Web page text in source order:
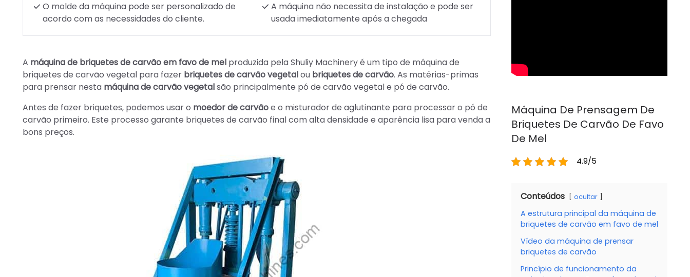
O molde da máquina pode ser personalizado de
acordo com as necessidades do cliente.
A máquina não necessita de instalação e pode ser
usada imediatamente após a chegada
A máquina de briquetes de carvão em favo de mel produzida pela Shuliy Machinery é um tipo de máquina de
briquetes de carvão vegetal para fazer briquetes de carvão vegetalou briquetes de carvão. As matérias-primas
para prensar nesta máquina de carvão vegetalsão principalmente pó de carvão vegetal e pó de carvão.
Antes de fazer briquetes, podemos usar o moedor de carvãoe o misturador de aglutinante para processar o pó de
carvão primeiro. Este processo garante briquetes de carvão final com alta densidade e aparência lisa para venda a
bons preços.
Máquina De Prensagem De
Briquetes De Carvão De Favo
De Mel
4.9/5
Conteúdos ocultar
A estrutura principal da máquina de
briquetes de carvão em favo de mel
Vídeo da máquina de prensar
briquetes de carvão
Princípio de funcionamento da